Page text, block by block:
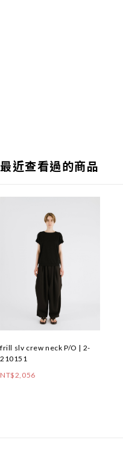
最近查看過的商品
frill slv crew neck P/O | 2-
210151
NT$2,056